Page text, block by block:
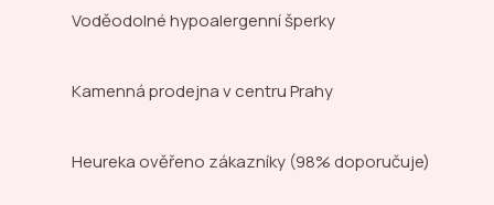
Voděodolné hypoalergenní šperky
Kamenná prodejnav centru Prahy
Heureka ověřeno zákazníky (98% doporučuje)